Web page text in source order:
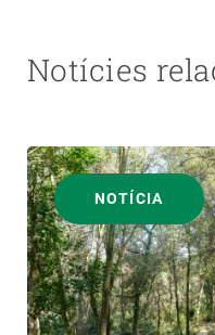
Notícies
NOTÍCIA